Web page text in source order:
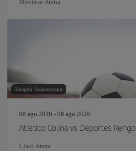
Movistar Arena
Imagen: baiasroxana
08 ago 2026 - 08 ago 2026
Atletico Colina vs Deportes Rengo
Claro Arena